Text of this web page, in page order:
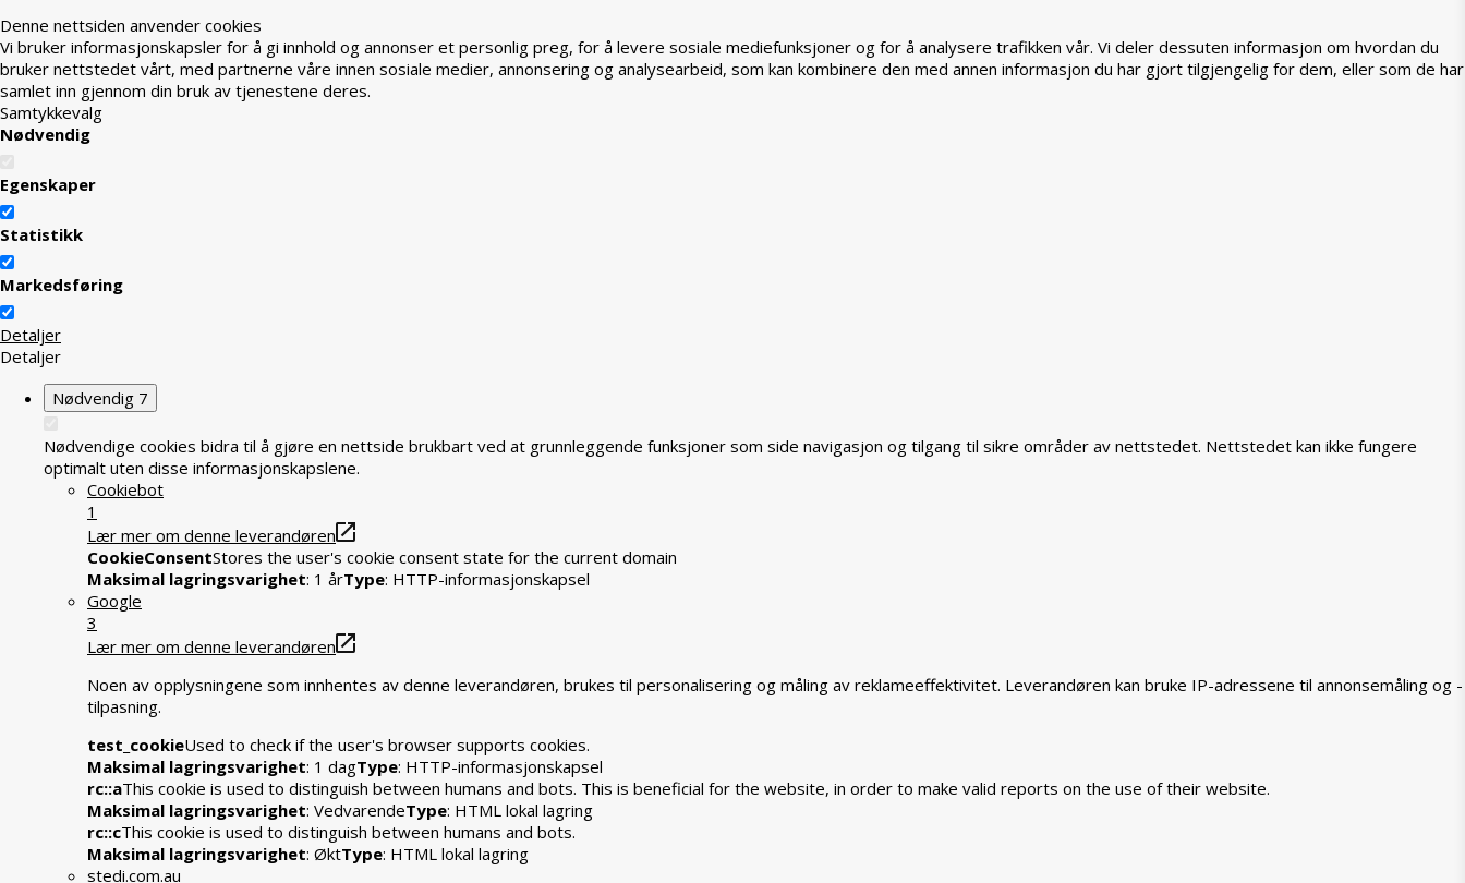
Denne nettsiden anvender cookies
Vi bruker informasjonskapsler for å gi innhold og annonser et personlig preg, for å levere sosiale mediefunksjoner og for å analysere trafikken vår. Vi deler dessuten informasjon om hvordan du
bruker nettstedet vårt, med partnerne våre innen sosiale medier, annonsering og analysearbeid, som kan kombinere den med annen informasjon du har gjort tilgjengelig for dem, eller som de har
samlet inn gjennom din bruk av tjenestene deres.
Samtykkevalg
Nødvendig
Egenskaper
Statistikk
Markedsføring
Detaljer
Detaljer
Nødvendig 7
Nødvendige cookies bidra til å gjøre en nettside brukbart ved at grunnleggende funksjoner som side navigasjon og tilgang til sikre områder av nettstedet. Nettstedet kan ikke fungere
optimalt uten disse informasjonskapslene.
Cookiebot
1
Lær mer om denne leverandøren
CookieConsentStores the user's cookie consent state for the current domain
Maksimal lagringsvarighet: 1 årType: HTTP-informasjonskapsel
Google
3
Lær mer om denne leverandøren
Noen av opplysningene som innhentes av denne leverandøren, brukes til personalisering og måling av reklameeffektivitet. Leverandøren kan bruke IP-adressene til annonsemåling og -
tilpasning.
test_cookieUsed to check if the user's browser supports cookies.
Maksimal lagringsvarighet: 1 dagType: HTTP-informasjonskapsel
rc::aThis cookie is used to distinguish between humans and bots. This is beneficial for the website, in order to make valid reports on the use of their website.
Maksimal lagringsvarighet: VedvarendeType: HTML lokal lagring
rc::cThis cookie is used to distinguish between humans and bots.
Maksimal lagringsvarighet: ØktType: HTML lokal lagring
stedi.com.au